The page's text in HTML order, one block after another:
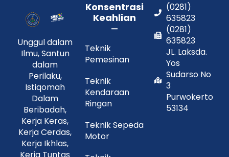
Unggul dalam
Ilmu, Santun
dalam
Perilaku,
Istiqomah
Dalam
Beribadah,
Kerja Keras,
Kerja Cerdas,
Kerja Ikhlas,
Kerja Tuntas
Konsentrasi
Keahlian
Teknik
Pemesinan
Teknik
Kendaraan
Ringan
Teknik Sepeda
Motor
(0281)
635823
(0281)
635823
JL. Laksda.
Yos
Sudarso No
3
Purwokerto
53134